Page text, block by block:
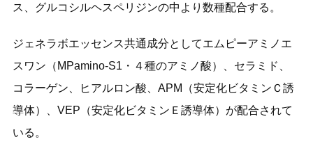
ス、グルコシルヘスペリジンの中より数種配合する。
ジェネラボエッセンス共通成分としてエムピーアミノエ
スワン（MPamino-S1・４種のアミノ酸）、セラミド、
コラーゲン、ヒアルロン酸、APM（安定化ビタミンＣ誘
導体）、VEP（安定化ビタミンＥ誘導体）が配合されて
いる。